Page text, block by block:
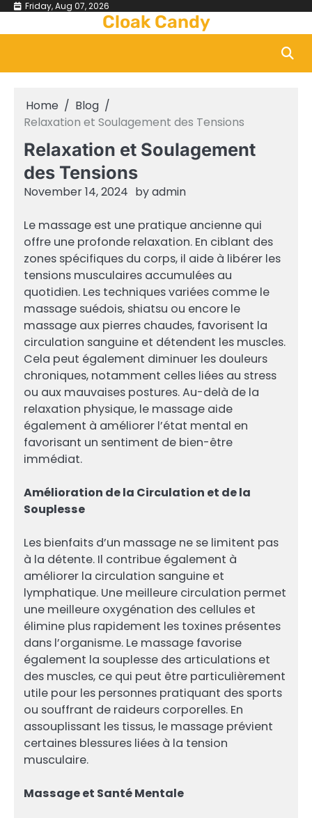
Skip Friday, Aug 07, 2026
Cloak Candy
Home
Blog
Relaxation et Soulagement des Tensions
Relaxation et Soulagement
des Tensions
November 14, 2024 byadmin
Le massage est une pratique ancienne qui
offre une profonde relaxation. En ciblant des
zones spécifiques du corps, il aide à libérer les
tensions musculaires accumulées au
quotidien. Les techniques variées comme le
massage suédois, shiatsu ou encore le
massage aux pierres chaudes, favorisent la
circulation sanguine et détendent les muscles.
Cela peut également diminuer les douleurs
chroniques, notamment celles liées au stress
ou aux mauvaises postures. Au-delà de la
relaxation physique, le massage aide
également à améliorer l’état mental en
favorisant un sentiment de bien-être
immédiat.
Amélioration de la Circulation et de la
Souplesse
Les bienfaits d’un massage ne se limitent pas
à la détente. Il contribue également à
améliorer la circulation sanguine et
lymphatique. Une meilleure circulation permet
une meilleure oxygénation des cellules et
élimine plus rapidement les toxines présentes
dans l’organisme. Le massage favorise
également la souplesse des articulations et
des muscles, ce qui peut être particulièrement
utile pour les personnes pratiquant des sports
ou souffrant de raideurs corporelles. En
assouplissant les tissus, le massage prévient
certaines blessures liées à la tension
musculaire.
Massage et Santé Mentale